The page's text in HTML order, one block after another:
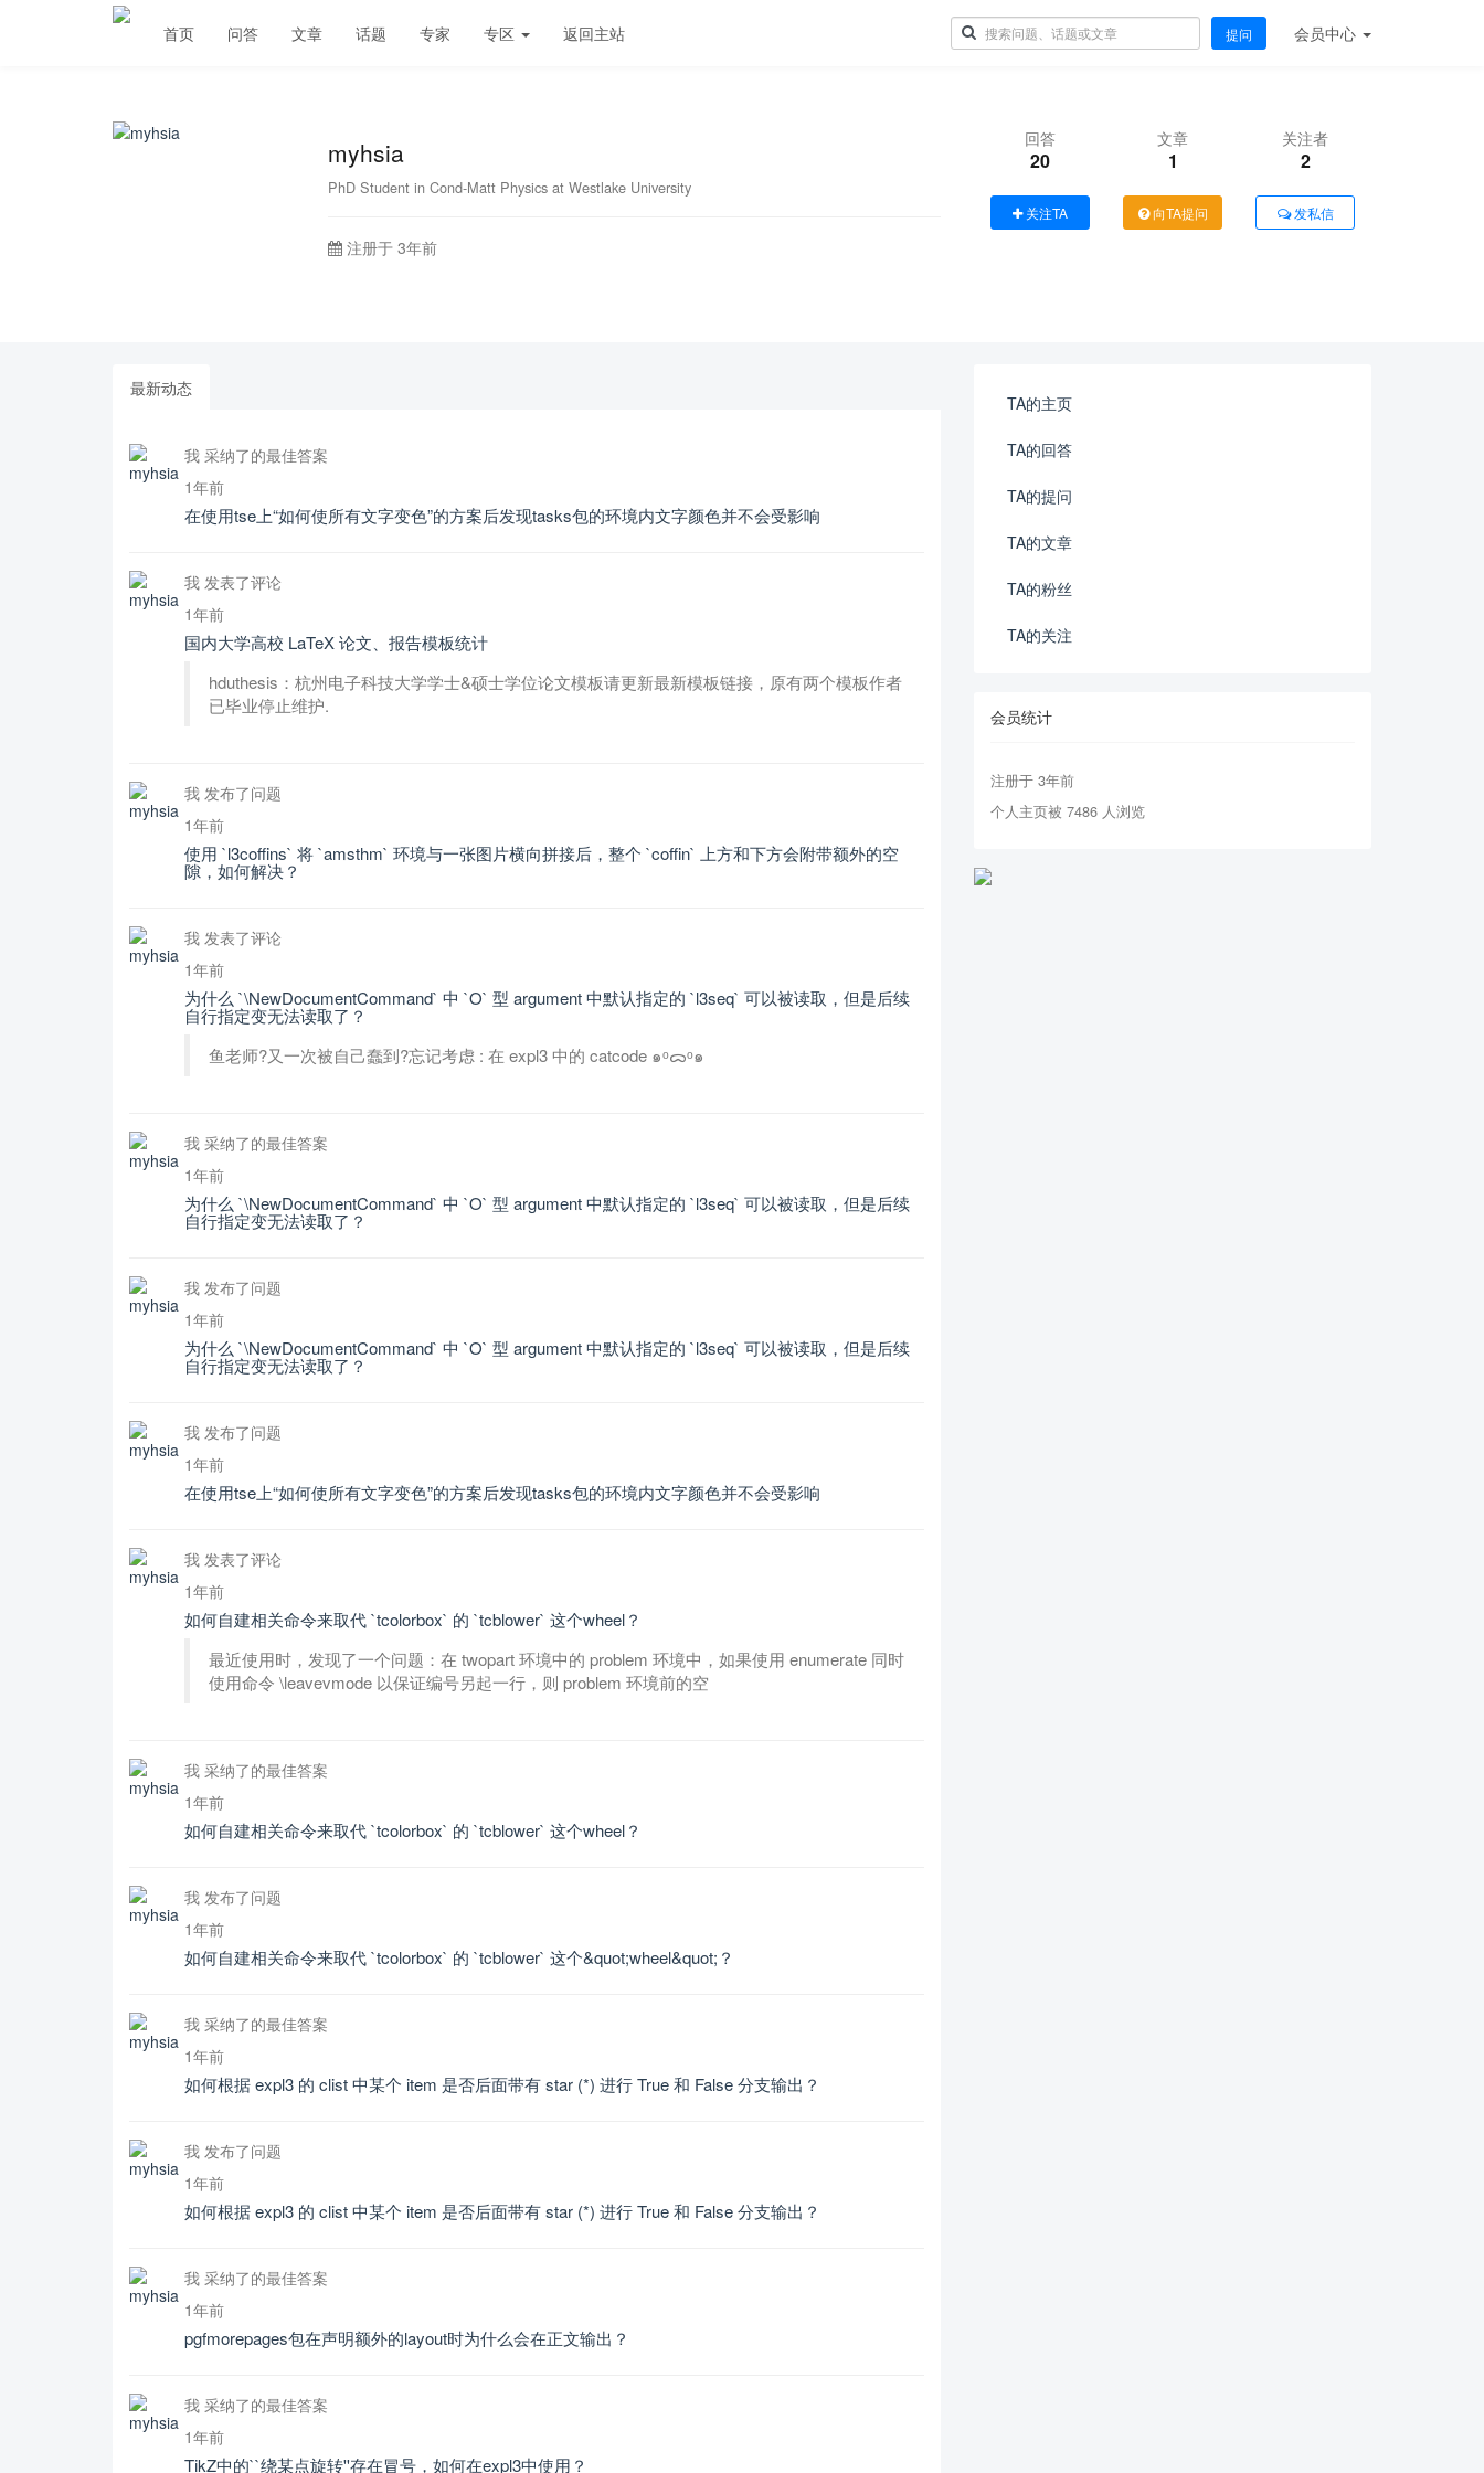
首页 问答 文章 话题 专家 专区 返回主站 提问 会员中心
myhsia
PhD Student in Cond-Matt Physics at Westlake University
注册于 3年前
回答
20
文章
1
关注者
2
关注TA 向TA提问 发私信
最新动态
我 采纳了的最佳答案
1年前
在使用tse上“如何使所有文字变色”的方案后发现tasks包的环境内文字颜色并不会受影响
我 发表了评论
1年前
国内大学高校 LaTeX 论文、报告模板统计
hduthesis：杭州电子科技大学学士&硕士学位论文模板请更新最新模板链接，原有两个模板作者
已毕业停止维护.
我 发布了问题
1年前
使用 `l3coffins` 将 `amsthm` 环境与一张图片横向拼接后，整个 `coffin` 上方和下方会附带额外的空
隙，如何解决？
我 发表了评论
1年前
为什么 `\NewDocumentCommand` 中 `O` 型 argument 中默认指定的 `l3seq` 可以被读取，但是后续
自行指定变无法读取了？
鱼老师?又一次被自己蠢到?忘记考虑 : 在 expl3 中的 catcode ๑ᵒᯅᵒ๑
我 采纳了的最佳答案
1年前
为什么 `\NewDocumentCommand` 中 `O` 型 argument 中默认指定的 `l3seq` 可以被读取，但是后续
自行指定变无法读取了？
我 发布了问题
1年前
为什么 `\NewDocumentCommand` 中 `O` 型 argument 中默认指定的 `l3seq` 可以被读取，但是后续
自行指定变无法读取了？
我 发布了问题
1年前
在使用tse上“如何使所有文字变色”的方案后发现tasks包的环境内文字颜色并不会受影响
我 发表了评论
1年前
如何自建相关命令来取代 `tcolorbox` 的 `tcblower` 这个wheel？
最近使用时，发现了一个问题：在 twopart 环境中的 problem 环境中，如果使用 enumerate 同时
使用命令 \leavevmode 以保证编号另起一行，则 problem 环境前的空
我 采纳了的最佳答案
1年前
如何自建相关命令来取代 `tcolorbox` 的 `tcblower` 这个wheel？
我 发布了问题
1年前
如何自建相关命令来取代 `tcolorbox` 的 `tcblower` 这个&quot;wheel&quot;？
我 采纳了的最佳答案
1年前
如何根据 expl3 的 clist 中某个 item 是否后面带有 star (*) 进行 True 和 False 分支输出？
我 发布了问题
1年前
如何根据 expl3 的 clist 中某个 item 是否后面带有 star (*) 进行 True 和 False 分支输出？
我 采纳了的最佳答案
1年前
pgfmorepages包在声明额外的layout时为什么会在正文输出？
我 采纳了的最佳答案
1年前
TikZ中的``绕某点旋转''存在冒号，如何在expl3中使用？
TA的主页
TA的回答
TA的提问
TA的文章
TA的粉丝
TA的关注
会员统计
注册于 3年前
个人主页被 7486 人浏览